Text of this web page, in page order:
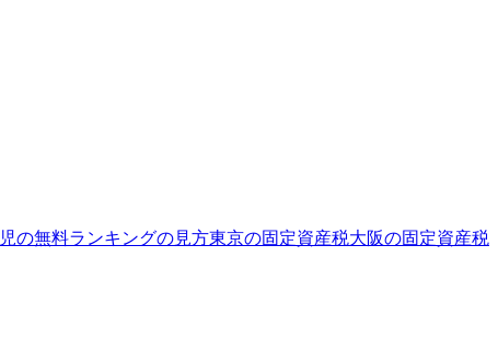
の無料ランキングの見方東京の固定資産税大阪の固定資産税